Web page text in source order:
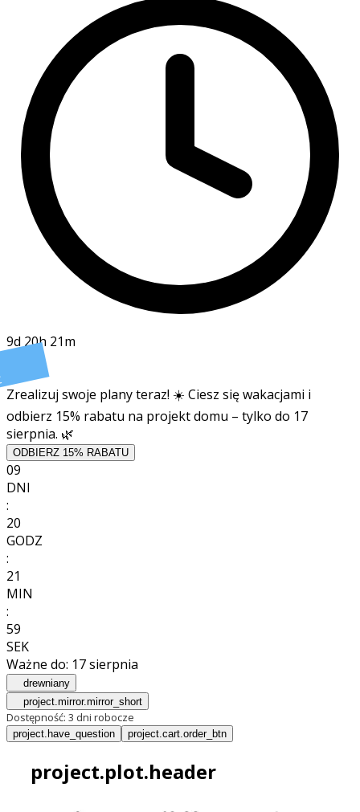
9d 20h 21m
Zrealizuj swoje plany teraz! ☀️ Ciesz się wakacjami i
odbierz 15% rabatu na projekt domu – tylko do 17
sierpnia. 🌿
ODBIERZ 15% RABATU
09
DNI
:
20
GODZ
:
21
MIN
:
57
SEK
Ważne do: 17 sierpnia
drewniany
project.mirror.mirror_short
Dostępność: 3 dni robocze
project.have_question project.cart.order_btn
project.plot.header